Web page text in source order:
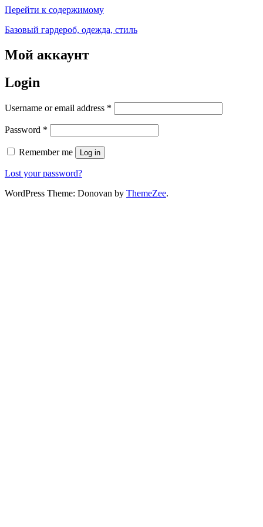
Перейти к содержимому
Базовый гардероб, одежда, стиль
Мой аккаунт
Login
Username or email address *
Password *
Remember me Log in
Lost your password?
WordPress Theme: Donovan by ThemeZee.